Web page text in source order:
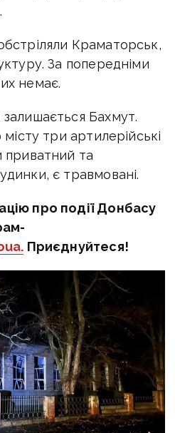
Краматорськ,
За попередніми
немає.
Бахмут.
три артилерійські
приватний та
є травмовані.
про події Донбасу
Приєднуйтеся!